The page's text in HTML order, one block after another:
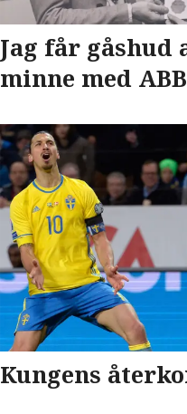
Jag får
minne med
Kungens